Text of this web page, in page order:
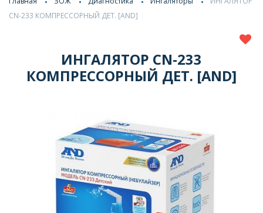
CN-233 КОМПРЕССОРНЫЙ ДЕТ. [AND]
ИНГАЛЯТОР CN-233
КОМПРЕССОРНЫЙ ДЕТ. [AND]